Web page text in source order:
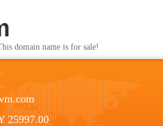
domain name is for sale!
25997.00